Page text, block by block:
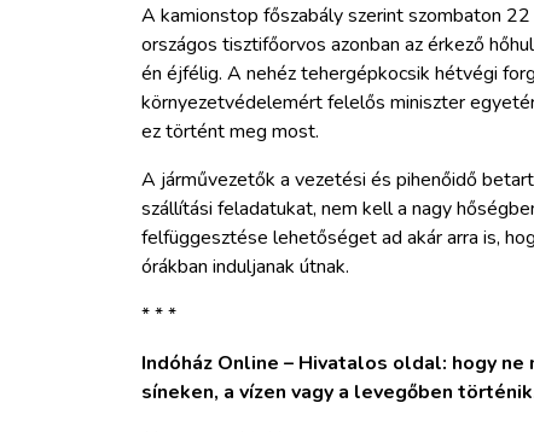
WEBSHOP
BELÉPÉS
REGISZTRÁCIÓ
A kamionstop főszabály szerint szombaton
országos tisztifőorvos azonban az érkező
én éjfélig. A nehéz tehergépkocsik hétvégi
környezetvédelemért felelős miniszter
ez történt meg most.
A járművezetők a vezetési és pihenőidő
szállítási feladatukat, nem kell a nagy
felfüggesztése lehetőséget ad akár arra is,
órákban induljanak útnak.
* * *
Indóház Online – Hivatalos oldal: hogy
síneken, a vízen vagy a levegőben